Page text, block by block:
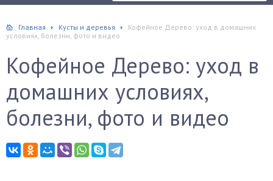
Главная Кусты и деревья
Кофейное Дерево: уход в домашних
условиях, болезни, фото и видео
Кофейное Дерево: уход в
домашних условиях,
болезни, фото и видео